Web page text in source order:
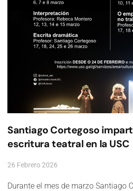
Santiago Cortegoso
escritura teatral en la USC
26 Febrero 2026
Durante el mes de marzo Santiago